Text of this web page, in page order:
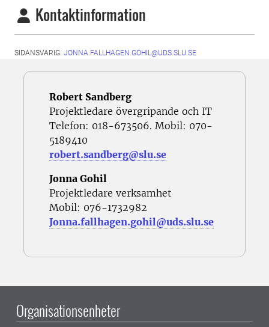
Kontaktinformation
SIDANSVARIG: JONNA.FALLHAGEN.GOHIL@UDS.SLU.SE
Robert Sandberg
Projektledare övergripande och IT
Telefon: 018-673506. Mobil: 070-
5189410
robert.sandberg@slu.se
Jonna Gohil
Projektledare verksamhet
Mobil: 076-1732982
Jonna.fallhagen.gohil@uds.slu.se
Organisationsenheter